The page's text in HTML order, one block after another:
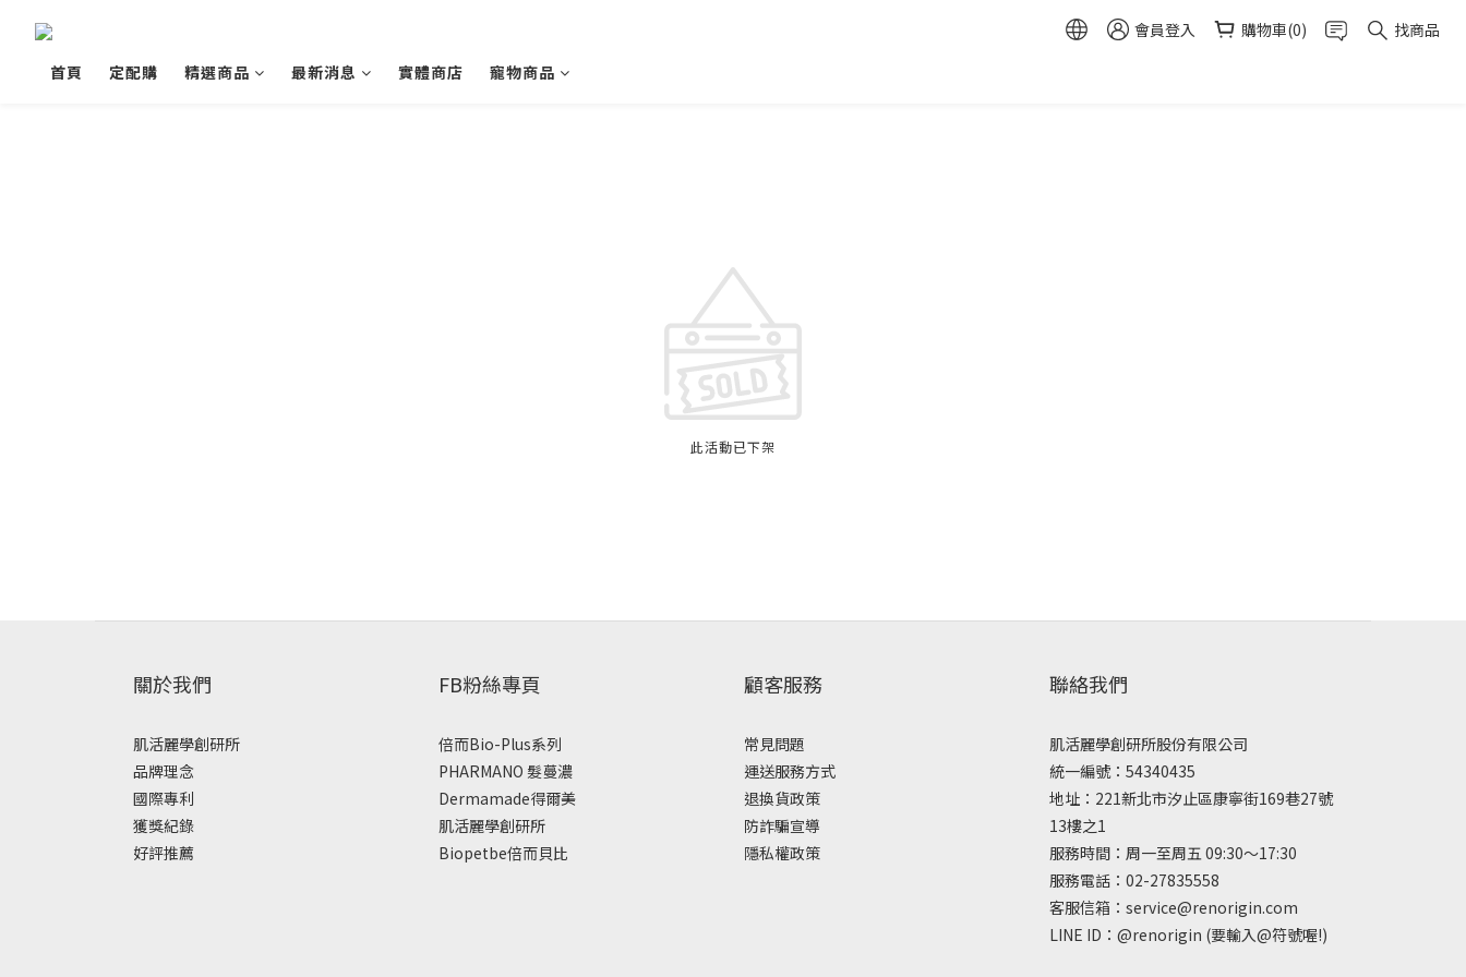
會員登入 購物車(0)
找商品
首頁
定配購 精選商品 最新消息 實體商店 寵物商品
此活動已下架
關於我們
肌活麗學創研所
品牌理念
國際專利
獲獎紀錄
好評推薦
FB粉絲專頁
倍而Bio-Plus系列
PHARMANO 髮蔓濃
Dermamade得爾美
肌活麗學創研所
Biopetbe倍而貝比
顧客服務
常見問題
運送服務方式
退換貨政策
防詐騙宣導
隱私權政策
聯絡我們
肌活麗學創研所股份有限公司
統一編號：54340435
地址：221新北市汐止區康寧街169巷27號
13樓之1
服務時間：周一至周五 09:30～17:30
服務電話：02-27835558
客服信箱：service@renorigin.com
LINE ID： @renorigin (要輸入@符號喔!)